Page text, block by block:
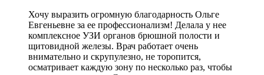
Хочу выразить огромную благодарность Ольге
Евгеньевне за ее профессионализм! Делала у нее
комплексное УЗИ органов брюшной полости и
щитовидной железы. Врач работает очень
внимательно и скрупулезно, не торопится,
осматривает каждую зону по несколько раз, чтобы